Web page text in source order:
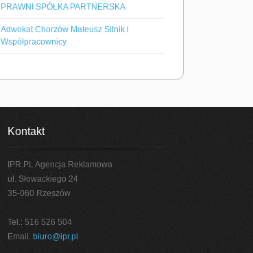
PRAWNI SPÓŁKA PARTNERSKA
Adwokat Chorzów Mateusz Sitnik i
Współpracownicy
Kontakt
IPR.PL Agencja Reklamowa
ul. Słowackiego 24
35-060 Rzeszów
Tel.: 516 526 504
Email: biuro@ipr.pl